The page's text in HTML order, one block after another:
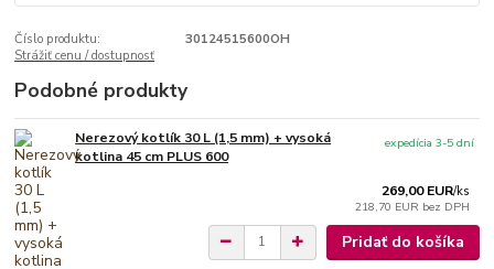
Číslo produktu:
30124515600OH
Strážiť cenu / dostupnosť
Podobné produkty
Nerezový kotlík 30 L (1,5 mm) + vysoká
kotlina 45 cm PLUS 600
269,00 EUR/ks
218,70 EUR bez DPH
expedícia 3-5 dní
Pridať do košíka